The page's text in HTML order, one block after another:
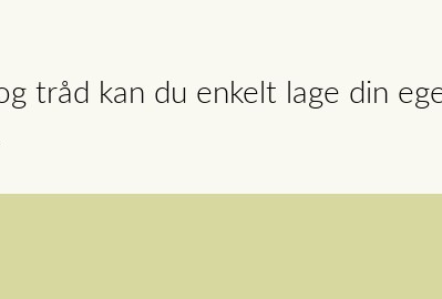
tråd kan du enkelt lage din